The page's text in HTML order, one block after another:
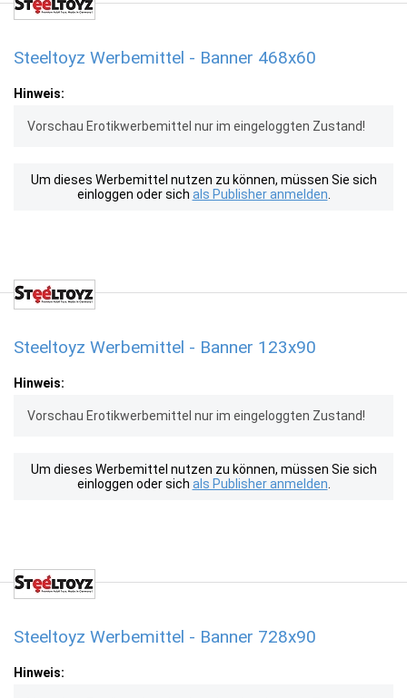
Steeltoyz Werbemittel - Banner 468x60
Hinweis:
Vorschau Erotikwerbemittel nur im eingeloggten Zustand!
Um dieses Werbemittel nutzen zu können, müssen Sie sich
einloggen oder sich als Publisher anmelden
Steeltoyz Werbemittel - Banner 123x90
Hinweis:
Vorschau Erotikwerbemittel nur im eingeloggten Zustand!
Um dieses Werbemittel nutzen zu können, müssen Sie sich
einloggen oder sich als Publisher anmelden
Steeltoyz Werbemittel - Banner 728x90
Hinweis: